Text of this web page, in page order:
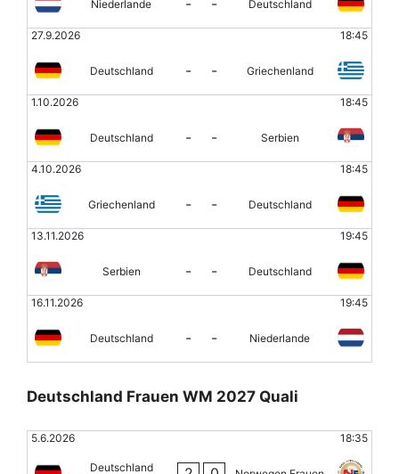
Niederlande Deutschland
27.9.2026 18:45
Deutschland - - Griechenland
1.10.2026 18:45
Deutschland - - Serbien
4.10.2026 18:45
Griechenland - - Deutschland
13.11.2026 19:45
Serbien - - Deutschland
16.11.2026 19:45
Deutschland - - Niederlande
Deutschland Frauen WM 2027 Quali
5.6.2026 18:35
Deutschland